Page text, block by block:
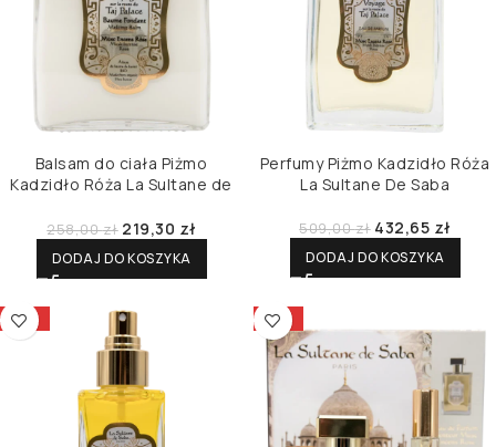
Balsam do ciała Piżmo
Kadzidło Róża La Sultane de
258,00zł 219,30 zł
DODAJ DO KOSZYKA
Perfumy Piżmo Kadzidło Róża
La Sultane De Saba
509,00zł 432,65 zł
DODAJ DO KOSZYKA
-15% -15%